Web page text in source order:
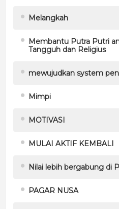
Melangkah
Membantu Putra Putri
Tangguh dan Religius
mewujudkan system
Mimpi
MOTIVASI
MULAI AKTIF KEMBALI
Nilai lebih bergabung di
PAGAR NUSA